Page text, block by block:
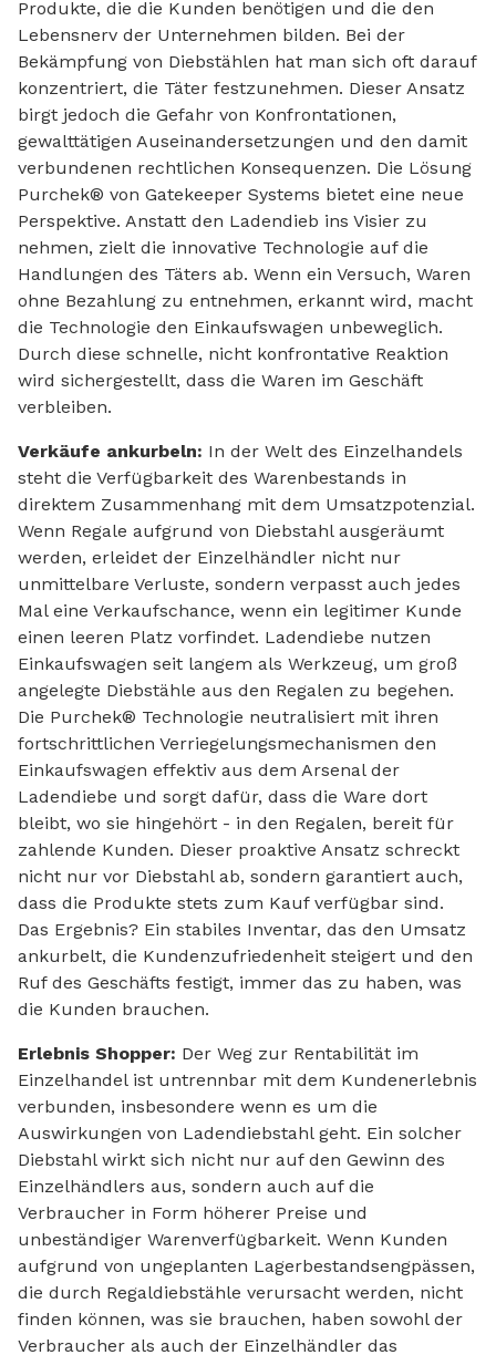
Produkte, die die Kunden benötigen und die den
Lebensnerv der Unternehmen bilden. Bei der
Bekämpfung von Diebstählen hat man sich oft darauf
konzentriert, die Täter festzunehmen. Dieser Ansatz
birgt jedoch die Gefahr von Konfrontationen,
gewalttätigen Auseinandersetzungen und den damit
verbundenen rechtlichen Konsequenzen. Die Lösung
Purchek® von Gatekeeper Systems bietet eine neue
Perspektive. Anstatt den Ladendieb ins Visier zu
nehmen, zielt die innovative Technologie auf die
Handlungen des Täters ab. Wenn ein Versuch, Waren
ohne Bezahlung zu entnehmen, erkannt wird, macht
die Technologie den Einkaufswagen unbeweglich.
Durch diese schnelle, nicht konfrontative Reaktion
wird sichergestellt, dass die Waren im Geschäft
verbleiben.
Verkäufe ankurbeln: In der Welt des Einzelhandels
steht die Verfügbarkeit des Warenbestands in
direktem Zusammenhang mit dem Umsatzpotenzial.
Wenn Regale aufgrund von Diebstahl ausgeräumt
werden, erleidet der Einzelhändler nicht nur
unmittelbare Verluste, sondern verpasst auch jedes
Mal eine Verkaufschance, wenn ein legitimer Kunde
einen leeren Platz vorfindet. Ladendiebe nutzen
Einkaufswagen seit langem als Werkzeug, um groß
angelegte Diebstähle aus den Regalen zu begehen.
Die Purchek® Technologie neutralisiert mit ihren
fortschrittlichen Verriegelungsmechanismen den
Einkaufswagen effektiv aus dem Arsenal der
Ladendiebe und sorgt dafür, dass die Ware dort
bleibt, wo sie hingehört - in den Regalen, bereit für
zahlende Kunden. Dieser proaktive Ansatz schreckt
nicht nur vor Diebstahl ab, sondern garantiert auch,
dass die Produkte stets zum Kauf verfügbar sind.
Das Ergebnis? Ein stabiles Inventar, das den Umsatz
ankurbelt, die Kundenzufriedenheit steigert und den
Ruf des Geschäfts festigt, immer das zu haben, was
die Kunden brauchen.
Erlebnis Shopper: Der Weg zur Rentabilität im
Einzelhandel ist untrennbar mit dem Kundenerlebnis
verbunden, insbesondere wenn es um die
Auswirkungen von Ladendiebstahl geht. Ein solcher
Diebstahl wirkt sich nicht nur auf den Gewinn des
Einzelhändlers aus, sondern auch auf die
Verbraucher in Form höherer Preise und
unbeständiger Warenverfügbarkeit. Wenn Kunden
aufgrund von ungeplanten Lagerbestandsengpässen,
die durch Regaldiebstähle verursacht werden, nicht
finden können, was sie brauchen, haben sowohl der
Verbraucher als auch der Einzelhändler das